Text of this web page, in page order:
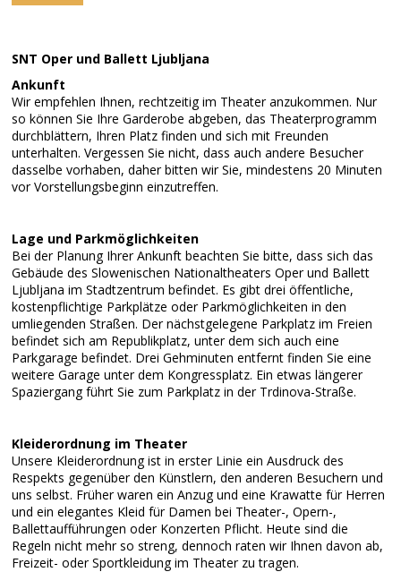
SNT Oper und Ballett Ljubljana
Ankunft
Wir empfehlen Ihnen, rechtzeitig im Theater anzukommen. Nur
so können Sie Ihre Garderobe abgeben, das Theaterprogramm
durchblättern, Ihren Platz finden und sich mit Freunden
unterhalten. Vergessen Sie nicht, dass auch andere Besucher
dasselbe vorhaben, daher bitten wir Sie, mindestens 20 Minuten
vor Vorstellungsbeginn einzutreffen.
Lage und Parkmöglichkeiten
Bei der Planung Ihrer Ankunft beachten Sie bitte, dass sich das
Gebäude des Slowenischen Nationaltheaters Oper und Ballett
Ljubljana im Stadtzentrum befindet. Es gibt drei öffentliche,
kostenpflichtige Parkplätze oder Parkmöglichkeiten in den
umliegenden Straßen. Der nächstgelegene Parkplatz im Freien
befindet sich am Republikplatz, unter dem sich auch eine
Parkgarage befindet. Drei Gehminuten entfernt finden Sie eine
weitere Garage unter dem Kongressplatz. Ein etwas längerer
Spaziergang führt Sie zum Parkplatz in der Trdinova-Straße.
Kleiderordnung im Theater
Unsere Kleiderordnung ist in erster Linie ein Ausdruck des
Respekts gegenüber den Künstlern, den anderen Besuchern und
uns selbst. Früher waren ein Anzug und eine Krawatte für Herren
und ein elegantes Kleid für Damen bei Theater-, Opern-,
Ballettaufführungen oder Konzerten Pflicht. Heute sind die
Regeln nicht mehr so streng, dennoch raten wir Ihnen davon ab,
Freizeit- oder Sportkleidung im Theater zu tragen.